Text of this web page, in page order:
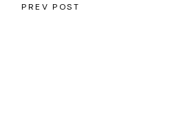
PREV POST